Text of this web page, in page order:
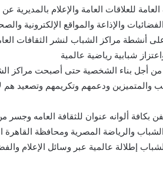
العامة للعلاقات العامة والإعلام
والإذاعة والمواقع الإلكترونية
أنشطة مراكز الشباب لنشر الثقافات
شبابية رياضية عالمية
من أجل بناء الشخصية حتى أصبحت مراكز
والمتميزين ودعمهم وتكريمهم وتصعيد هم
بكافة ألوانه عنوان للثقافة العامه
والرياضة المصرية ومحافظة القاهرة
إطلالة عالمية عبر وسائل الإعلام